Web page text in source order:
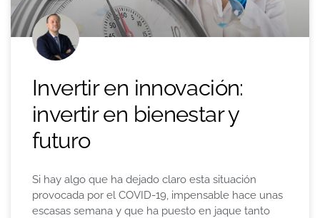
Invertir en innovación:
invertir en bienestar y
futuro
Si hay algo que ha dejado claro esta situación
provocada por el COVID-19, impensable hace unas
escasas semana y que ha puesto en jaque tanto